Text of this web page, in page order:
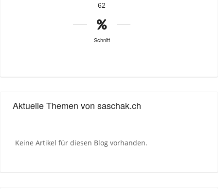
62
Schnitt
Aktuelle Themen von saschak.ch
Keine Artikel für diesen Blog vorhanden.